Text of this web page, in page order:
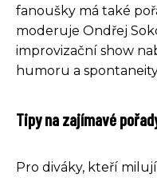
fanoušky má také
moderuje Ondřej
improvizační show
humoru a
Tipy na zajímavé
Pro diváky, kteří